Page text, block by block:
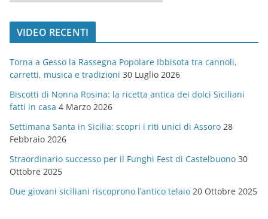
a
t
o
r
i
e
VIDEO RECENTI
Torna a Gesso la Rassegna Popolare Ibbisota tra cannoli,
carretti, musica e tradizioni 30 Luglio 2026
Biscotti di Nonna Rosina: la ricetta antica dei dolci Siciliani
fatti in casa 4 Marzo 2026
Settimana Santa in Sicilia: scopri i riti unici di Assoro 28
Febbraio 2026
Straordinario successo per il Funghi Fest di Castelbuono 30
Ottobre 2025
Due giovani siciliani riscoprono l’antico telaio 20 Ottobre 2025